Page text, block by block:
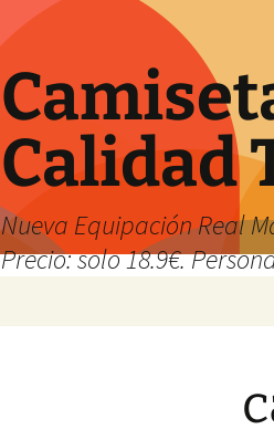
Calidad
Nueva Equipación Real
Precio: solo 18.9€.